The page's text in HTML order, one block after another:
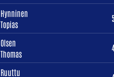
Hynninen
Topias
Olsen
Thomas
Ruuttu